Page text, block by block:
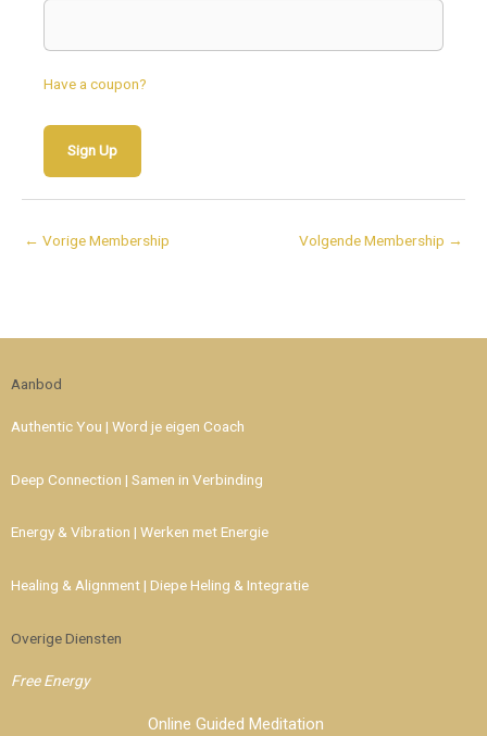
Have a coupon?
← Vorige Membership Volgende Membership →
Aanbod
Authentic You | Word je eigen Coach
Deep Connection | Samen in Verbinding
Energy & Vibration | Werken met Energie
Healing & Alignment | Diepe Heling & Integratie
Overige Diensten
Free Energy
Online Guided Meditation